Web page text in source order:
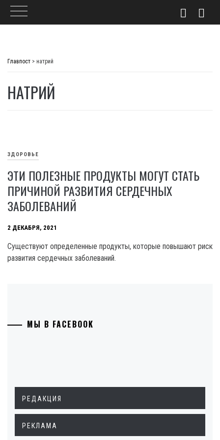
Главпост > натрий
НАТРИЙ
ЗДОРОВЬЕ
ЭТИ ПОЛЕЗНЫЕ ПРОДУКТЫ МОГУТ СТАТЬ
ПРИЧИНОЙ РАЗВИТИЯ СЕРДЕЧНЫХ
ЗАБОЛЕВАНИЙ
2 ДЕКАБРЯ, 2021
Существуют определенные продукты, которые повышают риск
развития сердечных заболеваний.
МЫ В FACEBOOK
РЕДАКЦИЯ
РЕКЛАМА